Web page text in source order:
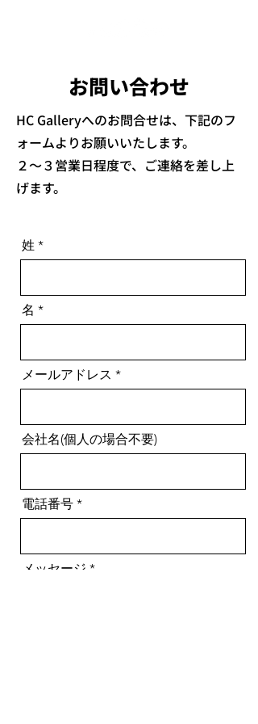
お問い合わせ
HC Galleryへのお問合せは、下記のフ
ォームよりお願いいたします。
２～３営業日程度で、ご連絡を差し上
げます。
姓
名
メールアドレス
会社名(個人の場合不要)
電話番号
メッセージ